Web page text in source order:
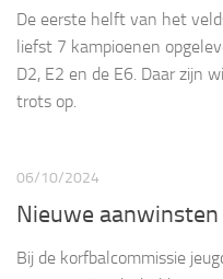
De eerste helft van het
liefst 7 kampioenen
D2, E2 en de E6. Daar zijn
trots op.
06/10/2024
Nieuwe
Bij de korfbalcommissie